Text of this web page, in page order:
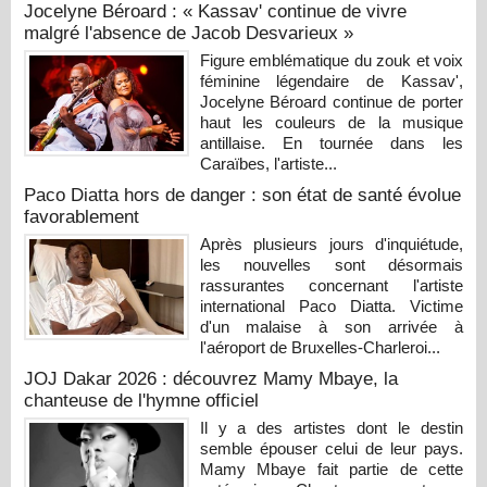
Jocelyne Béroard : « Kassav' continue de vivre
malgré l'absence de Jacob Desvarieux »
Figure emblématique du zouk et voix
féminine légendaire de Kassav',
Jocelyne Béroard continue de porter
haut les couleurs de la musique
antillaise. En tournée dans les
Caraïbes, l'artiste...
Paco Diatta hors de danger : son état de santé évolue
favorablement
Après plusieurs jours d'inquiétude,
les nouvelles sont désormais
rassurantes concernant l'artiste
international Paco Diatta. Victime
d'un malaise à son arrivée à
l'aéroport de Bruxelles-Charleroi...
JOJ Dakar 2026 : découvrez Mamy Mbaye, la
chanteuse de l'hymne officiel
Il y a des artistes dont le destin
semble épouser celui de leur pays.
Mamy Mbaye fait partie de cette